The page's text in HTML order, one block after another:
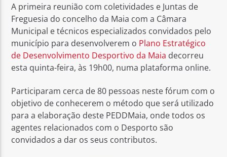
Rádio No ar
A primeira reunião com coletividades e Juntas de
Freguesia do concelho da Maia com a Câmara
Municipal e técnicos especializados convidados pelo
município para desenvolverem o Plano Estratégico
de Desenvolvimento Desportivo da Maia decorreu
esta quinta-feira, às 19h00, numa plataforma online.
Participaram cerca de 80 pessoas neste fórum com o
objetivo de conhecerem o método que será utilizado
para a elaboração deste PEDDMaia, onde todos os
agentes relacionados com o Desporto são
convidados a dar os seus contributos.